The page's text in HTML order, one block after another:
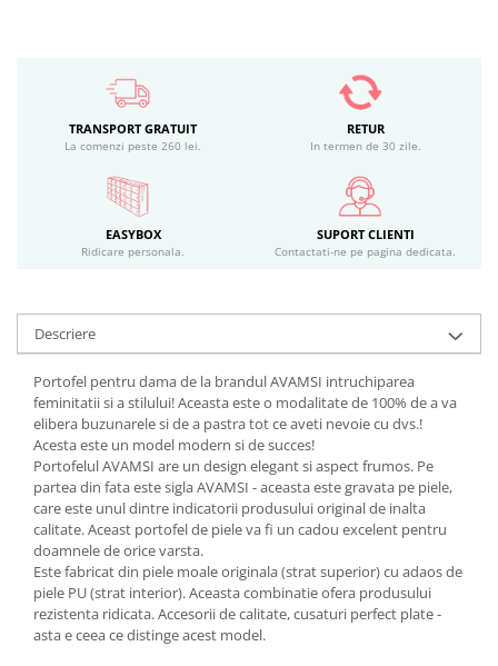
TRANSPORT GRATUIT
La comenzi peste 260 lei.
RETUR
In termen de 30 zile.
EASYBOX
Ridicare personala.
SUPORT CLIENTI
Contactati-ne pe pagina dedicata.
Descriere
Portofel pentru dama de la brandul AVAMSI intruchiparea
feminitatii si a stilului! Aceasta este o modalitate de 100% de a va
elibera buzunarele si de a pastra tot ce aveti nevoie cu dvs.!
Acesta este un model modern si de succes!
Portofelul AVAMSI are un design elegant si aspect frumos. Pe
partea din fata este sigla AVAMSI - aceasta este gravata pe piele,
care este unul dintre indicatorii produsului original de inalta
calitate. Aceast portofel de piele va fi un cadou excelent pentru
doamnele de orice varsta.
Este fabricat din piele moale originala (strat superior) cu adaos de
piele PU (strat interior). Aceasta combinatie ofera produsului
rezistenta ridicata. Accesorii de calitate, cusaturi perfect plate -
asta e ceea ce distinge acest model.